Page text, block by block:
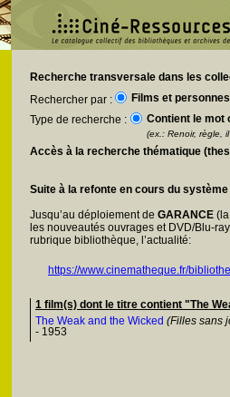
Recherche transversale dans les
Rechercher par : Films et personnes
Type de recherche :
Contient le mot
(ex.: Renoir, règle,
Accès à la recherche thématique
Suite à la refonte en cours du
Jusqu’au déploiement de GARANCE
les nouveautés ouvrages et DVD/Blu-
rubrique bibliothèque, l’actualité:
https://www.cinematheque.fr/
1 film(s) dont le titre contient "The
The Weak and the Wicked (Filles sans
- 1953